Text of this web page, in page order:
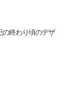
の終わり頃のデザ